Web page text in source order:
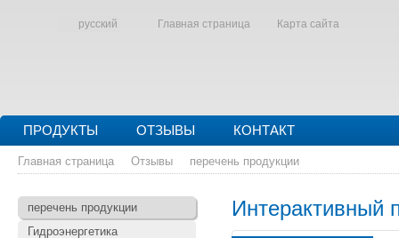
русский Главная страница Карта сайта
ПРОДУКТЫ ОТЗЫВЫ КОНТАКТ
Главная страница Отзывы перечень продукции
перечень продукции
Гидроэнергетика
Интерактивный